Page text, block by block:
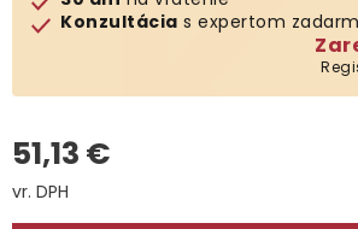
Klub výhod
Kontakty
Konzultácia s expertom
51,13 €